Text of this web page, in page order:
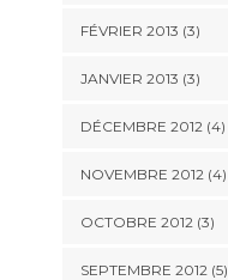
FÉVRIER 2013 (3)
JANVIER 2013 (3)
DÉCEMBRE 2012(4)
NOVEMBRE 2012(4)
OCTOBRE 2012(3)
SEPTEMBRE 2012(5)